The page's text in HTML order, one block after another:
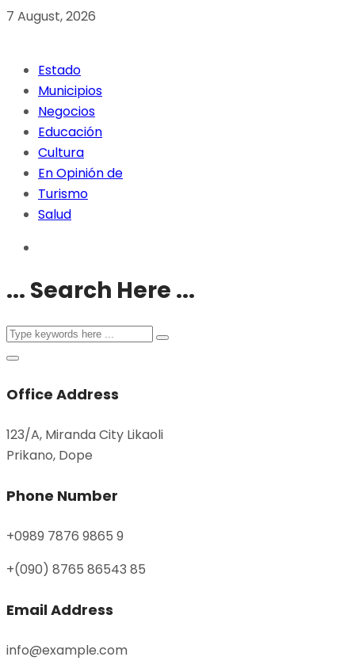
7 August, 2026
Estado
Municipios
Negocios
Educación
Cultura
En Opinión de
Turismo
Salud
... Search Here ...
Office Address
123/A, Miranda City Likaoli
Prikano, Dope
Phone Number
+0989 7876 9865 9
+(090) 8765 86543 85
Email Address
info@example.com